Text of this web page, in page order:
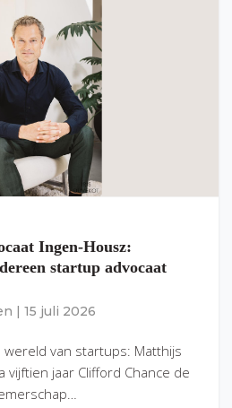
Ingen-Housz:
startup advocaat
15 juli 2026
van startups: Matthijs
vijftien jaar Clifford Chance de